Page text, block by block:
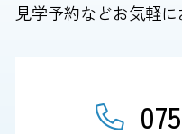
見学予約などお気軽に